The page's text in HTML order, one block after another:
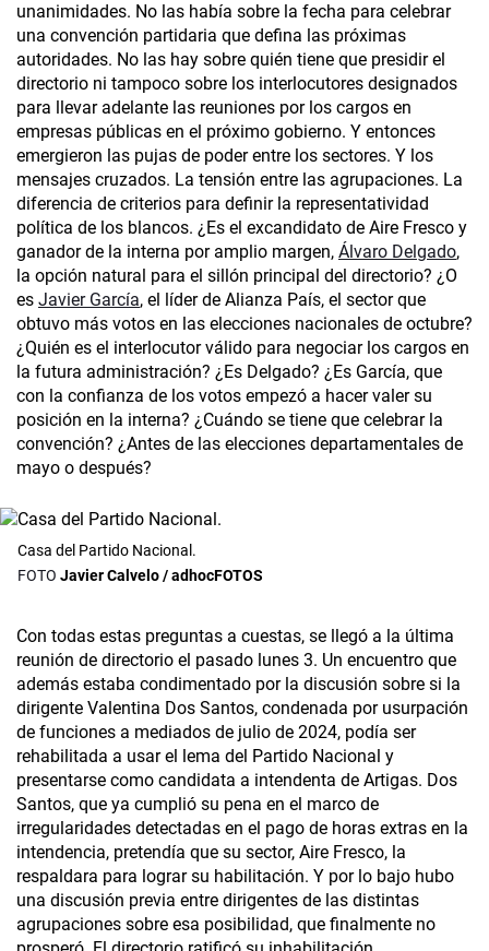
unanimidades. No las había sobre la fecha para celebrar
una convención partidaria que defina las próximas
autoridades. No las hay sobre quién tiene que presidir el
directorio ni tampoco sobre los interlocutores designados
para llevar adelante las reuniones por los cargos en
empresas públicas en el próximo gobierno. Y entonces
emergieron las pujas de poder entre los sectores. Y los
mensajes cruzados. La tensión entre las agrupaciones. La
diferencia de criterios para definir la representatividad
política de los blancos. ¿Es el excandidato de Aire Fresco y
ganador de la interna por amplio margen, Álvaro Delgado,
la opción natural para el sillón principal del directorio? ¿O
es Javier García, el líder de Alianza País, el sector que
obtuvo más votos en las elecciones nacionales de octubre?
¿Quién es el interlocutor válido para negociar los cargos en
la futura administración? ¿Es Delgado? ¿Es García, que
con la confianza de los votos empezó a hacer valer su
posición en la interna? ¿Cuándo se tiene que celebrar la
convención? ¿Antes de las elecciones departamentales de
mayo o después?
Casa del Partido Nacional.
Javier Calvelo / adhocFOTOS
Con todas estas preguntas a cuestas, se llegó a la última
reunión de directorio el pasado lunes 3. Un encuentro que
además estaba condimentado por la discusión sobre si la
dirigente Valentina Dos Santos, condenada por usurpación
de funciones a mediados de julio de 2024, podía ser
rehabilitada a usar el lema del Partido Nacional y
presentarse como candidata a intendenta de Artigas. Dos
Santos, que ya cumplió su pena en el marco de
irregularidades detectadas en el pago de horas extras en la
intendencia, pretendía que su sector, Aire Fresco, la
respaldara para lograr su habilitación. Y por lo bajo hubo
una discusión previa entre dirigentes de las distintas
agrupaciones sobre esa posibilidad, que finalmente no